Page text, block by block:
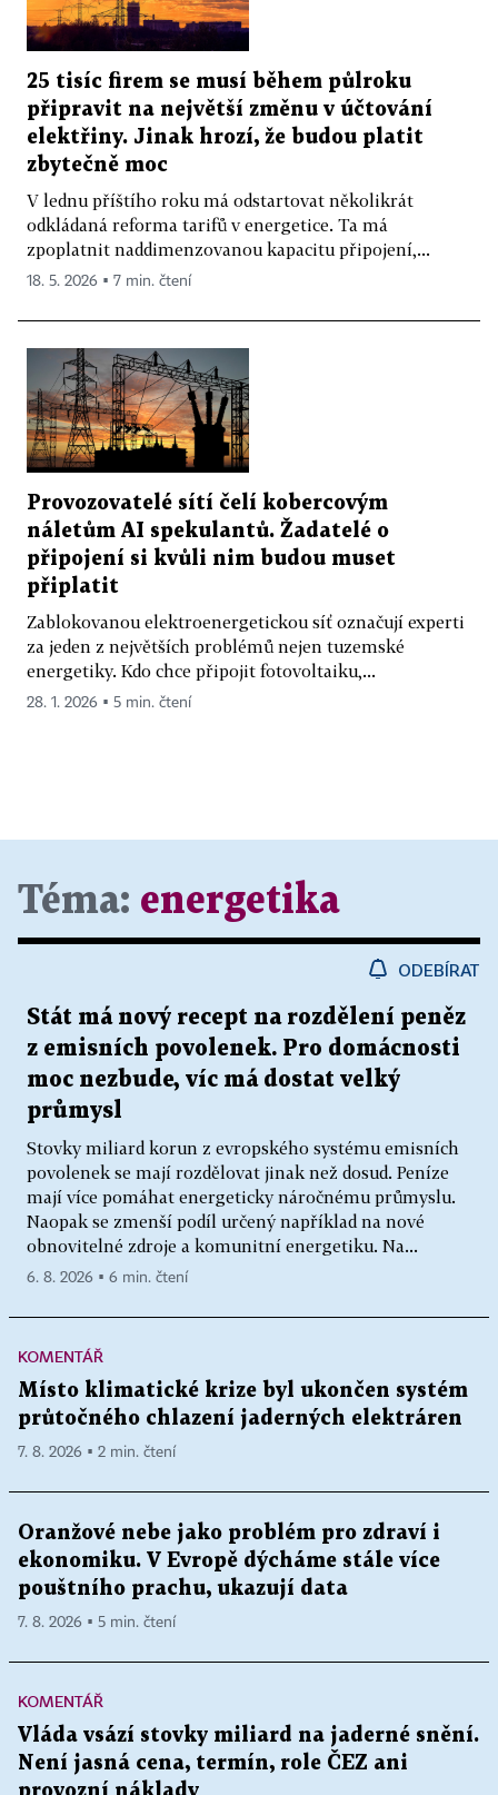
25 tisíc firem se musí během půlroku
připravit na největší změnu v účtování
elektřiny. Jinak hrozí, že budou platit
zbytečně moc
V lednu příštího roku má odstartovat několikrát
odkládaná reforma tarifů v energetice. Ta má
zpoplatnit naddimenzovanou kapacitu připojení,...
18. 5. 2026 ▪ 7 min. čtení
Provozovatelé sítí čelí kobercovým
náletům AI spekulantů. Žadatelé o
připojení si kvůli nim budou muset
připlatit
Zablokovanou elektroenergetickou síť označují experti
za jeden z největších problémů nejen tuzemské
energetiky. Kdo chce připojit fotovoltaiku,...
28. 1. 2026 ▪ 5 min. čtení
Téma: energetika
ODEBÍRAT
Stát má nový recept na rozdělení peněz
z emisních povolenek. Pro domácnosti
moc nezbude, víc má dostat velký
průmysl
Stovky miliard korun z evropského systému emisních
povolenek se mají rozdělovat jinak než dosud. Peníze
mají více pomáhat energeticky náročnému průmyslu.
Naopak se zmenší podíl určený například na nové
obnovitelné zdroje a komunitní energetiku. Na...
6. 8. 2026 ▪ 6 min. čtení
KOMENTÁŘ
Místo klimatické krize byl ukončen systém
průtočného chlazení jaderných elektráren
7. 8. 2026 ▪ 2 min. čtení
Oranžové nebe jako problém pro zdraví i
ekonomiku. V Evropě dýcháme stále více
pouštního prachu, ukazují data
7. 8. 2026 ▪ 5 min. čtení
KOMENTÁŘ
Vláda vsází stovky miliard na jaderné snění.
Není jasná cena, termín, role ČEZ ani